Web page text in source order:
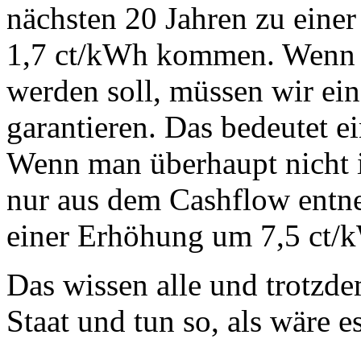
nächsten 20 Jahren zu
1,7 ct/kWh kommen.
werden soll, müssen wir
garantieren. Das bedeutet
Wenn man überhaupt
nur aus dem Cashflow
einer Erhöhung um 7,5 ct/
Das wissen alle und
Staat und tun so, als wäre